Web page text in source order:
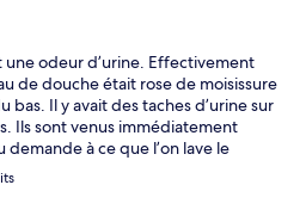
une odeur d’urine. Effectivement
de douche était rose de moisissure
bas. Il y avait des taches d’urine sur
Ils sont venus immédiatement
à ce que l’on lave le
rapide d’éponge et a laissé
salle plein de trace de soulier